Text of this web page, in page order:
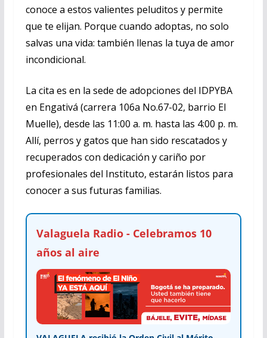
conoce a estos valientes peluditos y permite
que te elijan. Porque cuando adoptas, no solo
salvas una vida: también llenas la tuya de amor
incondicional.
La cita es en la sede de adopciones del IDPYBA
en Engativá (carrera 106a No.67-02, barrio El
Muelle), desde las 11:00 a. m. hasta las 4:00 p. m.
Allí, perros y gatos que han sido rescatados y
recuperados con dedicación y cariño por
profesionales del Instituto, estarán listos para
conocer a sus futuras familias.
Valaguela Radio - Celebramos 10
años al aire